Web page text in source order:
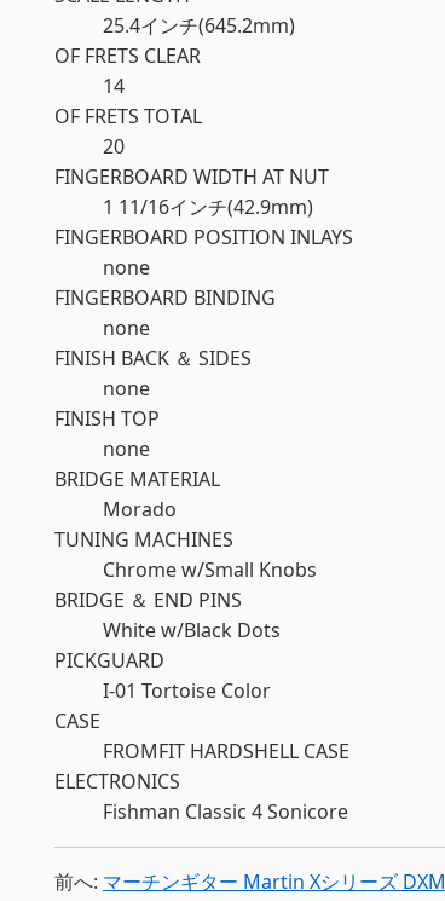
25.4インチ(645.2mm)
OF FRETS CLEAR
14
OF FRETS TOTAL
20
FINGERBOARD WIDTH AT NUT
1 11/16インチ(42.9mm)
FINGERBOARD POSITION INLAYS
none
FINGERBOARD BINDING
none
FINISH BACK ＆ SIDES
none
FINISH TOP
none
BRIDGE MATERIAL
Morado
TUNING MACHINES
Chrome w/Small Knobs
BRIDGE ＆ END PINS
White w/Black Dots
PICKGUARD
I-01 Tortoise Color
CASE
FROMFIT HARDSHELL CASE
ELECTRONICS
Fishman Classic 4 Sonicore
前へ: マーチンギター Martin Xシリーズ DXM